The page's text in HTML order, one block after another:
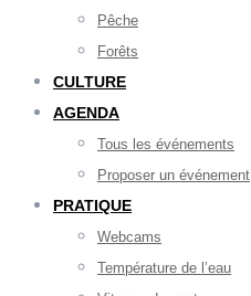
Pêche
Forêts
CULTURE
AGENDA
Tous les événements
Proposer un événement
PRATIQUE
Webcams
Température de l’eau